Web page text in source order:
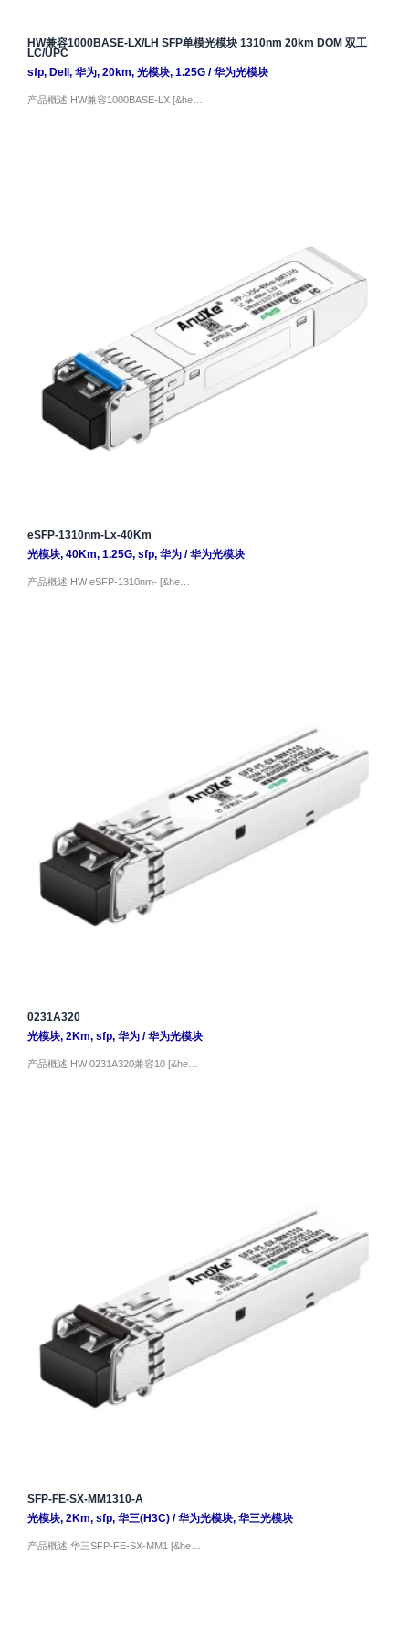
HW兼容1000BASE-LX/LH SFP单模光模块 1310nm 20km DOM 双工
LC/UPC
sfp, Dell, 华为, 20km, 光模块, 1.25G/华为光模块
产品概述 HW兼容1000BASE-LX [&he…
eSFP-1310nm-Lx-40Km
光模块, 40Km, 1.25G, sfp, 华为/华为光模块
产品概述 HW eSFP-1310nm- [&he…
0231A320
光模块, 2Km, sfp, 华为/华为光模块
产品概述 HW 0231A320兼容10 [&he…
SFP-FE-SX-MM1310-A
光模块, 2Km, sfp, 华三(H3C)/华为光模块, 华三光模块
产品概述 华三SFP-FE-SX-MM1 [&he…